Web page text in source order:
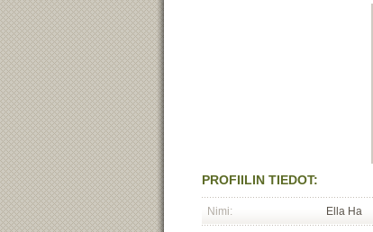
PROFIILIN TIEDOT:
Nimi: Ella Ha